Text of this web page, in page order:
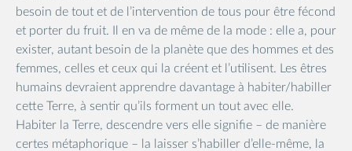
besoin de tout et de l’intervention de tous pour être fécond
et porter du fruit. Il en va de même de la mode : elle a, pour
exister, autant besoin de la planète que des hommes et des
femmes, celles et ceux qui la créent et l’utilisent. Les êtres
humains devraient apprendre davantage à habiter/habiller
cette Terre, à sentir qu’ils forment un tout avec elle.
Habiter la Terre, descendre vers elle signifie – de manière
certes métaphorique – la laisser s’habiller d’elle-même, la